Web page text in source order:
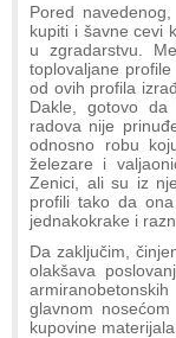
Pored
kupiti i šavne cevi
u zgradarstvu.
toplovaljane
od ovih profila
Dakle, gotovo
radova nije
odnosno robu
železare i
Zenici, ali su iz
profili tako da
jednakokrake i
Da zaključim,
olakšava
glavnom
kupovine